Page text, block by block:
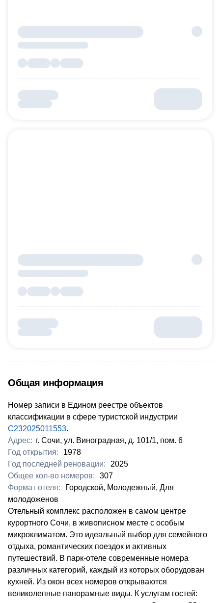
Общая информация
Номер записи в Едином реестре объектов
классификации в сфере туристской индустрии
С232025011553.
Адрес: г. Сочи, ул. Виноградная, д. 101/1, пом. 6
Год открытия:
1978
Год последней реновации:
2025
Общее кол-во номеров:
307
Формат отеля:
Городской, Молодежный, Для
молодоженов
​Отельный комплекс расположен в самом центре
курортного Сочи, в живописном месте с особым
микроклиматом. Это идеальный выбор для семейного
отдыха, романтических поездок и активных
путешествий. В парк-отеле современные номера
различных категорий, каждый из которых оборудован
кухней. Из окон всех номеров открываются
великолепные панорамные виды. К услугам гостей: